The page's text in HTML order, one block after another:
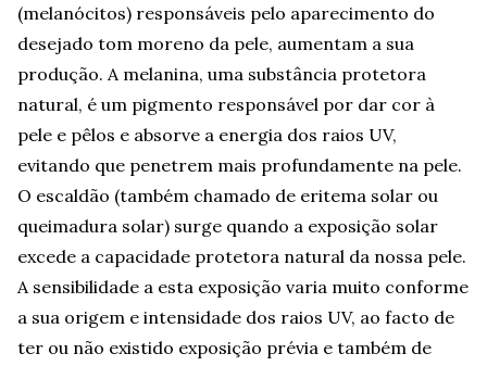
(melanócitos) responsáveis pelo aparecimento do
desejado tom moreno da pele, aumentam a sua
produção. A melanina, uma substância protetora
natural, é um pigmento responsável por dar cor à
pele e pêlos e absorve a energia dos raios UV,
evitando que penetrem mais profundamente na pele.
O escaldão (também chamado de eritema solar ou
queimadura solar) surge quando a exposição solar
excede a capacidade protetora natural da nossa pele.
A sensibilidade a esta exposição varia muito conforme
a sua origem e intensidade dos raios UV, ao facto de
ter ou não existido exposição prévia e também de